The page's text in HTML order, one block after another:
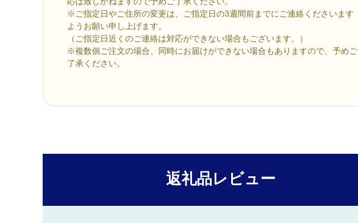
※ご指定日やご住所の変更は、ご指定日の3週間前までにご連絡くださいます
ようお願い申し上げます。
（ご指定日近くのご連絡は対応ができない場合もございます。）
※複数個ご注文の場合、同時にお届けができない場合もありますので、予めご
了承ください。
返礼品レビュー